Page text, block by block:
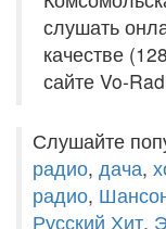
слушать
качестве
сайте Vo-
Слушайте
радио, дача,
радио,
Русский Хит,